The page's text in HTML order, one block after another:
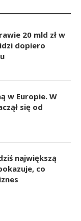
20 mld zł w
dopiero
w Europie. W
się od
największą
co